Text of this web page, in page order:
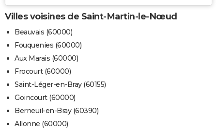
Villes voisines de Saint-Martin-le-Nœud
Beauvais (60000)
Fouquenies (60000)
Aux Marais (60000)
Frocourt (60000)
Saint-Léger-en-Bray (60155)
Goincourt (60000)
Berneuil-en-Bray (60390)
Allonne (60000)